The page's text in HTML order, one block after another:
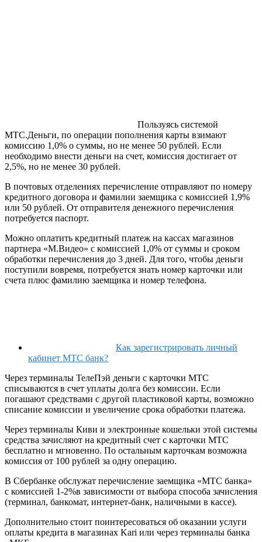
Пользуясь системой
МТС.Деньги, по операции пополнения карты взимают
комиссию 1,0% о суммы, но не менее 50 рублей. Если
необходимо внести деньги на счет, комиссия достигает от
2,5%, но не менее 30 рублей.
В почтовых отделениях перечисление отправляют по номеру
кредитного договора и фамилии заемщика с комиссией 1,9%
или 50 рублей. От отправителя денежного перечисления
потребуется паспорт.
Можно оплатить кредитный платеж на кассах магазинов
партнера «М.Видео» с комиссией 1,0% от суммы и сроком
обработки перечисления до 3 дней. Для того, чтобы деньги
поступили вовремя, потребуется знать номер карточки или
счета плюс фамилию заемщика и номер телефона.
Как зарегистрировать личный
кабинет МТС банк?
Через терминалы ТелеПэй деньги с карточки МТС
списываются в счет уплаты долга без комиссии. Если
погашают средствами с другой пластиковой карты, возможно
списание комиссии и увеличение срока обработки платежа.
Через терминалы Киви и электронные кошельки этой системы
средства зачисляют на кредитный счет с карточки МТС
бесплатно и мгновенно. По остальным карточкам возможна
комиссия от 100 рублей за одну операцию.
В Сбербанке обслужат перечисление заемщика «МТС банка»
с комиссией 1-2%в зависимости от выбора способа зачисления
(терминал, банкомат, интернет-банк, наличными в кассе).
Дополнительно стоит поинтересоваться об оказании услуги
оплаты кредита в магазинах Kari или через терминалы банка